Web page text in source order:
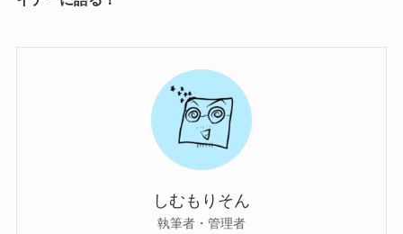
しむもりそん
執筆者・管理者